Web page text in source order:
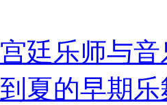
廷乐师与
夏的早期